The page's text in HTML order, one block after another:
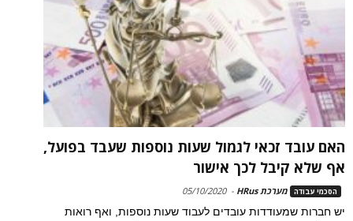
האם עובד זכאי לגמול שעות נוספות שעבד בפועל,
אף שלא קיבל לכך אישור
הסכמי עבודה מערכת HRus -
05/10/2020
יש חברות שמעודדות עובדים לעבוד שעות נוספות, ואף רואות